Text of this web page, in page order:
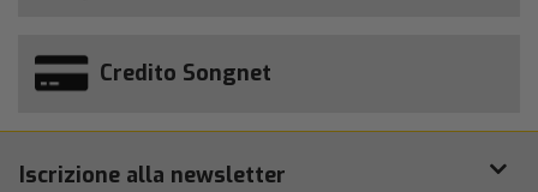
Credito Songnet
Iscrizione alla newsletter